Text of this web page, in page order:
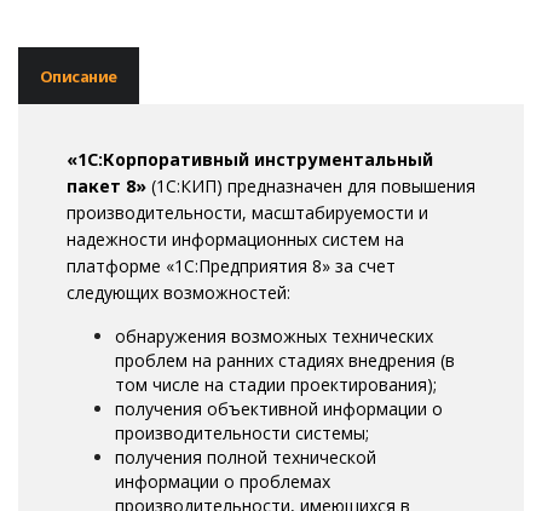
Описание
«1С:Корпоративный инструментальный
пакет 8» (1С:КИП) предназначен для повышения
производительности, масштабируемости и
надежности информационных систем на
платформе «1С:Предприятия 8» за счет
следующих возможностей:
обнаружения возможных технических
проблем на ранних стадиях внедрения (в
том числе на стадии проектирования);
получения объективной информации о
производительности системы;
получения полной технической
информации о проблемах
производительности, имеющихся в